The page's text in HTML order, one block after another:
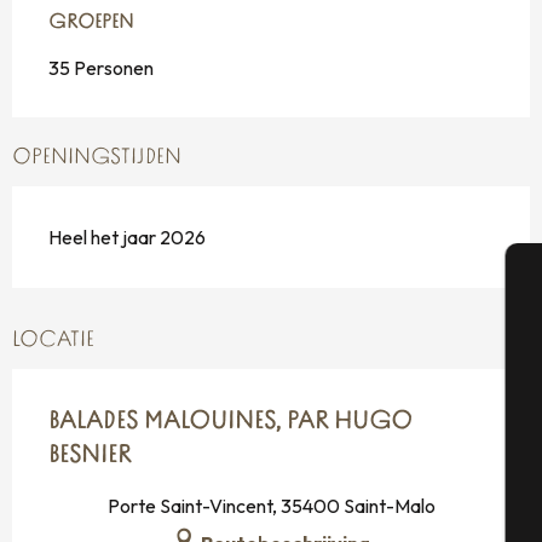
GROEPEN
GROEPEN
35 Personen
OPENINGSTIJDEN
Heel het jaar 2026
LOCATIE
BALADES MALOUINES, PAR HUGO
BESNIER
Porte Saint-Vincent, 35400 Saint-Malo